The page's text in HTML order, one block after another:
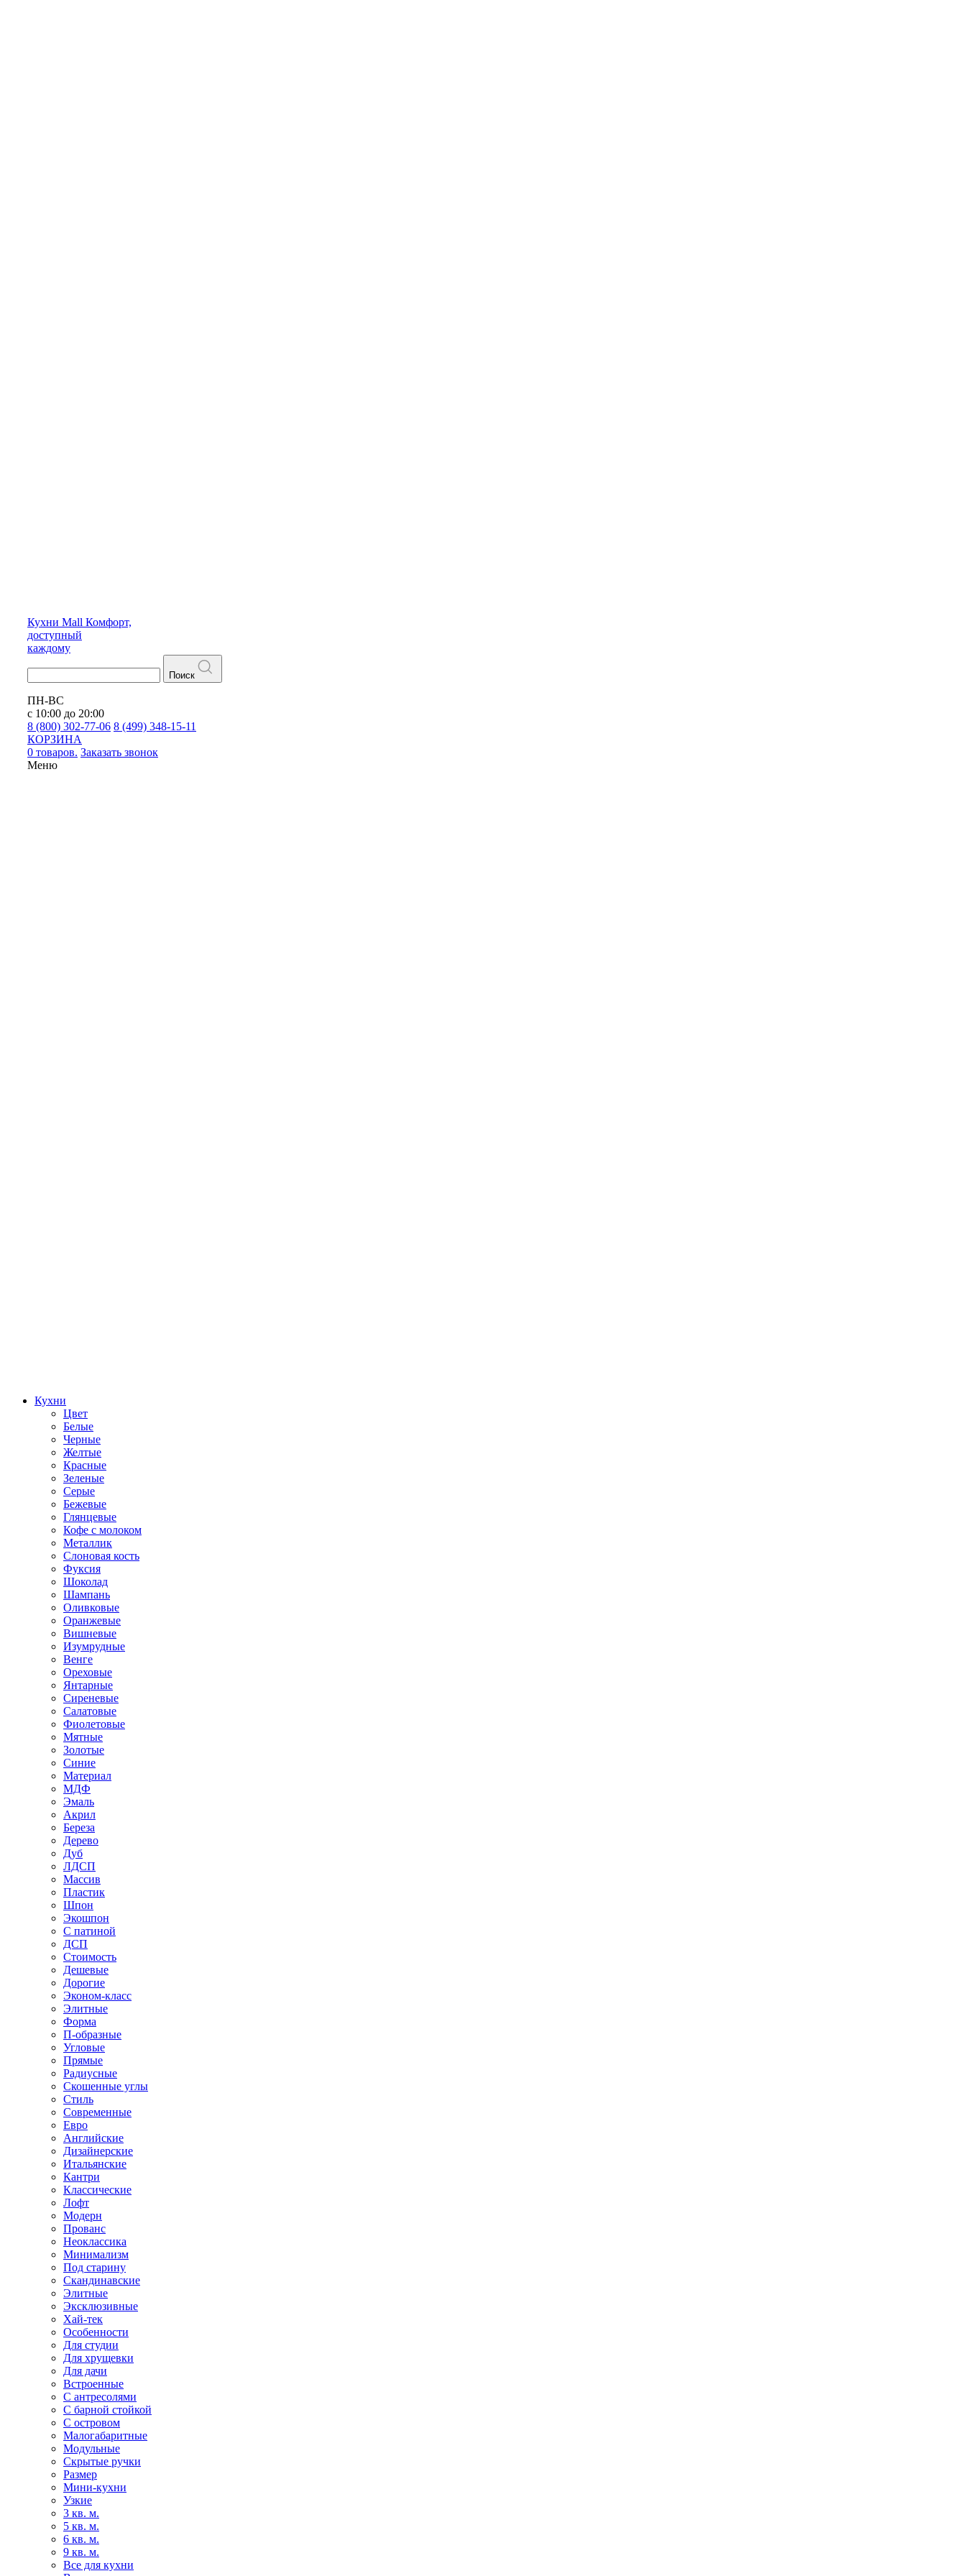
Кухни Mall Комфорт,
доступный
каждому
Поиск
ПН-ВС
с 10:00 до 20:00
8 (800) 302-77-06 8 (499) 348-15-11
КОРЗИНА
0 товаров. Заказать звонок
Меню
Кухни
Цвет
Белые
Черные
Желтые
Красные
Зеленые
Серые
Бежевые
Глянцевые
Кофе с молоком
Металлик
Слоновая кость
Фуксия
Шоколад
Шампань
Оливковые
Оранжевые
Вишневые
Изумрудные
Венге
Ореховые
Янтарные
Сиреневые
Салатовые
Фиолетовые
Мятные
Золотые
Синие
Материал
МДФ
Эмаль
Акрил
Береза
Дерево
Дуб
ЛДСП
Массив
Пластик
Шпон
Экошпон
С патиной
ДСП
Стоимость
Дешевые
Дорогие
Эконом-класс
Элитные
Форма
П-образные
Угловые
Прямые
Радиусные
Скошенные углы
Стиль
Современные
Евро
Английские
Дизайнерские
Итальянские
Кантри
Классические
Лофт
Модерн
Прованс
Неоклассика
Минимализм
Под старину
Скандинавские
Элитные
Эксклюзивные
Хай-тек
Особенности
Для студии
Для хрущевки
Для дачи
Встроенные
С антресолями
С барной стойкой
С островом
Малогабаритные
Модульные
Скрытые ручки
Размер
Мини-кухни
Узкие
3 кв. м.
5 кв. м.
6 кв. м.
9 кв. м.
Все для кухни